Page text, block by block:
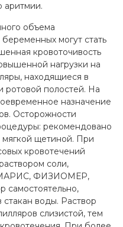
аритмии.
объема
могут стать
кровоточивость
нагрузки на
находящиеся в
ротовой полостей. На
назначение
Осторожности
рекомендовано
мягкой щетиной. При
кровотечений
соли,
ФИЗИОМЕР,
самостоятельно,
воды. Раствор
слизистой, тем